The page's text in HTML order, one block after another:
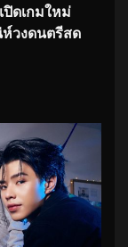
ปิดเกมใหม่
ห์วงดนตรีสด